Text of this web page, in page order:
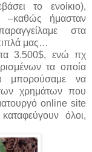
το ενοίκιο),
–καθώς ήμασταν
στα
μας…
3.500$, ενώ πχ
τα οποία
μπορούσαμε να
χρημάτων που
online site
όλοι,